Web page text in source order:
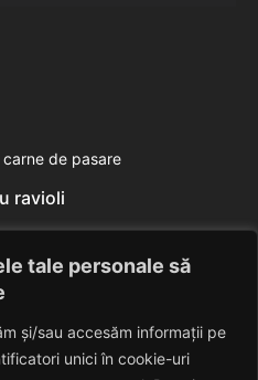
tale personale să
și/sau accesăm informații pe
unici în cookie-uri
de pasare
ravioli
June 29, 2014